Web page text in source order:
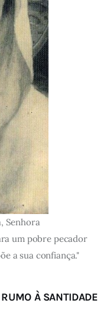
Senhora
um pobre pecador
a sua confiança."
À SANTIDADE